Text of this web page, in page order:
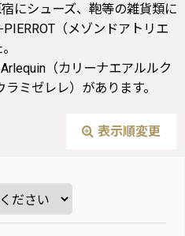
にシューズ、鞄等の雑貨類に
（メゾンドアトリエ
（カリーナエアルルク
ミゼレレ）があります。
表示順変更